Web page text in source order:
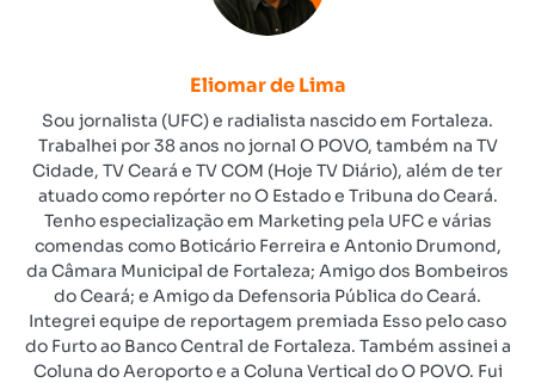
Eliomar de Lima
Sou jornalista (UFC) e radialista nascido em Fortaleza.
Trabalhei por 38 anos no jornal O POVO, também na TV
Cidade, TV Ceará e TV COM (Hoje TV Diário), além de ter
atuado como repórter no O Estado e Tribuna do Ceará.
Tenho especialização em Marketing pela UFC e várias
comendas como Boticário Ferreira e Antonio Drumond,
da Câmara Municipal de Fortaleza; Amigo dos Bombeiros
do Ceará; e Amigo da Defensoria Pública do Ceará.
Integrei equipe de reportagem premiada Esso pelo caso
do Furto ao Banco Central de Fortaleza. Também assinei a
Coluna do Aeroporto e a Coluna Vertical do O POVO. Fui